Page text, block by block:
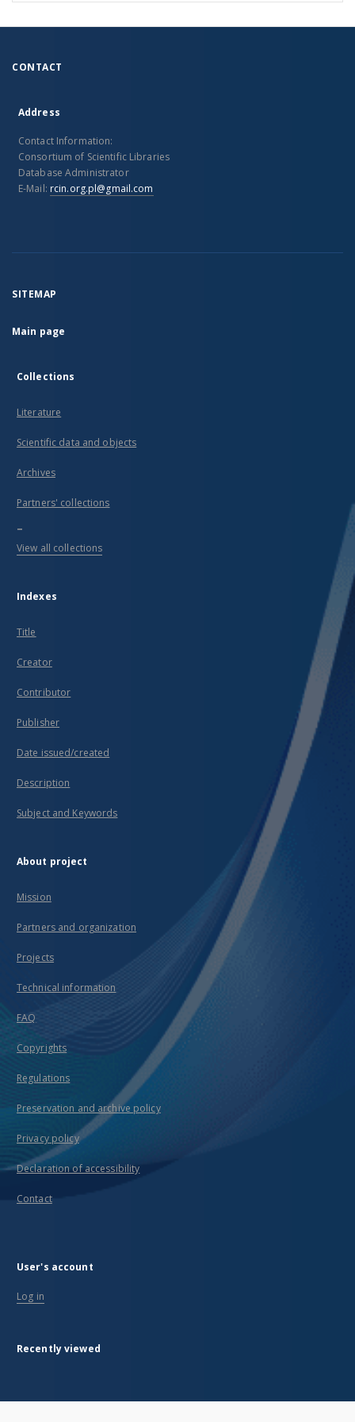
CONTACT
Address
Contact Information:
Consortium of Scientific Libraries
Database Administrator
E-Mail: rcin.org.pl@gmail.com
SITEMAP
Main page
Collections
Literature
Scientific data and objects
Archives
Partners' collections
...
View all collections
Indexes
Title
Creator
Contributor
Publisher
Date issued/created
Description
Subject and Keywords
About project
Mission
Partners and organization
Projects
Technical information
FAQ
Copyrights
Regulations
Preservation and archive policy
Privacy policy
Declaration of accessibility
Contact
User's account
Log in
Recently viewed